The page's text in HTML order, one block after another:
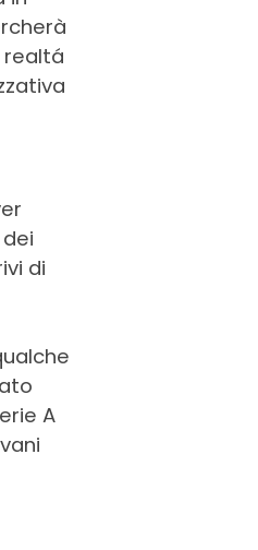
realtá
di
A